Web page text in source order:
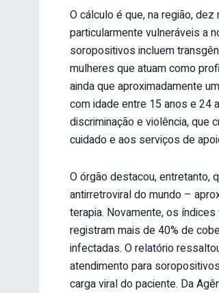
O cálculo é que, na região,
particularmente vulneráveis a
soropositivos incluem
mulheres que atuam como
ainda que aproximadamente
com idade entre 15 anos e 24
discriminação e violência, que
cuidado e aos serviços de
O órgão destacou, entretanto,
antirretroviral do mundo –
terapia. Novamente, os
registram mais de 40% de
infectadas. O relatório
atendimento para
carga viral do paciente. Da